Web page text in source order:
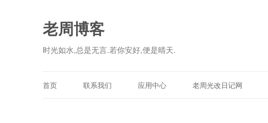
老周博客
时光如水,总是无言.若你安好,便是晴天.
首页 联系我们 应用中心 老周光改日记网